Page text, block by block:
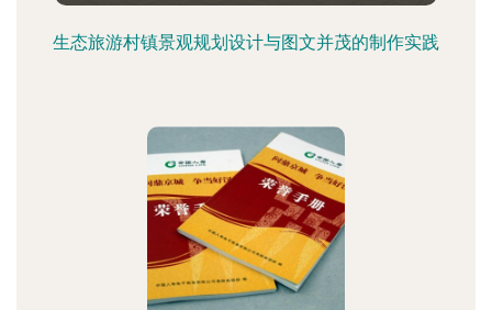
生态旅游村镇景观规划设计与图文并茂的制作实践